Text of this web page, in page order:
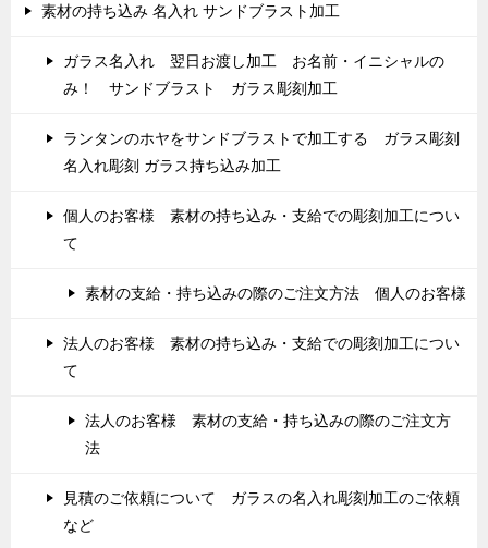
素材の持ち込み 名入れ サンドブラスト加工
ガラス名入れ 翌日お渡し加工 お名前・イニシャルの
み！ サンドブラスト ガラス彫刻加工
ランタンのホヤをサンドブラストで加工する ガラス彫刻
名入れ彫刻 ガラス持ち込み加工
個人のお客様 素材の持ち込み・支給での彫刻加工につい
て
素材の支給・持ち込みの際のご注文方法 個人のお客様
法人のお客様 素材の持ち込み・支給での彫刻加工につい
て
法人のお客様 素材の支給・持ち込みの際のご注文方
法
見積のご依頼について ガラスの名入れ彫刻加工のご依頼
など